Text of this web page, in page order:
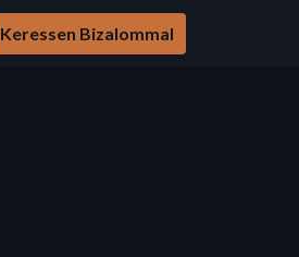
Keressen Bizalommal